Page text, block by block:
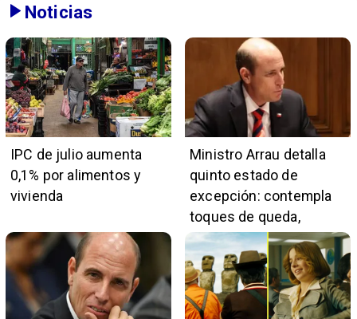
Noticias
IPC de julio aumenta
0,1% por alimentos y
vivienda
Ministro Arrau detalla
quinto estado de
excepción: contempla
toques de queda,
restricciones y
escuchas telefónicas
en zonas críticas